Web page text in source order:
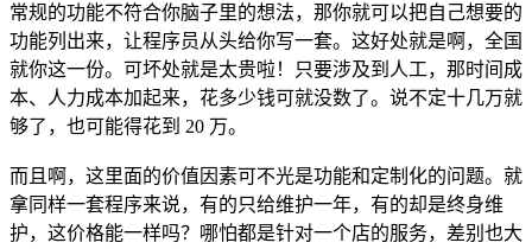
常规的功能不符合你脑子里的想法，那你就可以把自己想要的
功能列出来，让程序员从头给你写一套。这好处就是啊，全国
就你这一份。可坏处就是太贵啦！只要涉及到人工，那时间成
本、人力成本加起来，花多少钱可就没数了。说不定十几万就
够了，也可能得花到 20 万。
而且啊，这里面的价值因素可不光是功能和定制化的问题。就
拿同样一套程序来说，有的只给维护一年，有的却是终身维
护，这价格能一样吗？哪怕都是针对一个店的服务，差别也大